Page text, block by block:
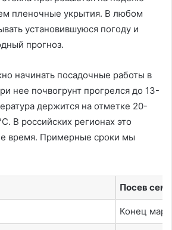
пленочные укрытия. В любом
установившуюся погоду и
прогноз.
начинать посадочные работы в
нее почвогрунт прогрелся до 13-
держится на отметке 20-
В российских регионах это
время. Примерные сроки мы
Посев
Конец